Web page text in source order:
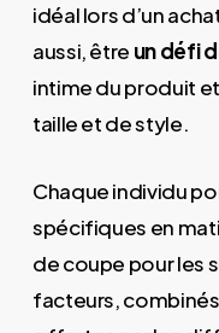
idéal lors d’un
aussi, être un défi
intime du produit
taille et de style.
Chaque individu
spécifiques en
de coupe pour les
facteurs,